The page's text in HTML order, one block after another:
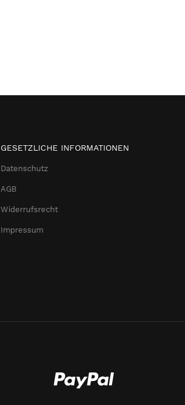
GESETZLICHE INFORMATIONEN
Datenschutz
AGB
Widerrufsrecht
Impressum